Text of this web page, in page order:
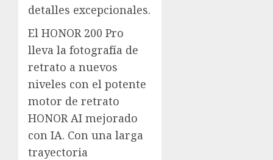
detalles excepcionales.
El HONOR 200 Pro
lleva la fotografía de
retrato a nuevos
niveles con el potente
motor de retrato
HONOR AI mejorado
con IA. Con una larga
trayectoria